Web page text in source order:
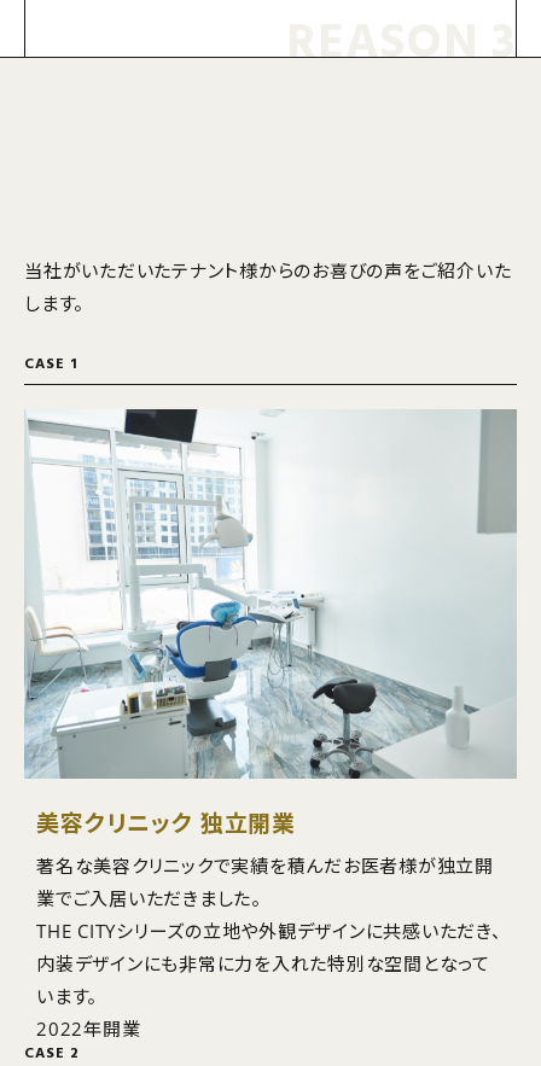
REASON 3
当社がいただいたテナント様からのお喜びの声をご紹介いた
します。
CASE 1
美容クリニック 独立開業
著名な美容クリニックで実績を積んだお医者様が独立開
業でご入居いただきました。
THE CITYシリーズの立地や外観デザインに共感いただき、
内装デザインにも非常に力を入れた特別な空間となって
います。
2022年開業
CASE 2